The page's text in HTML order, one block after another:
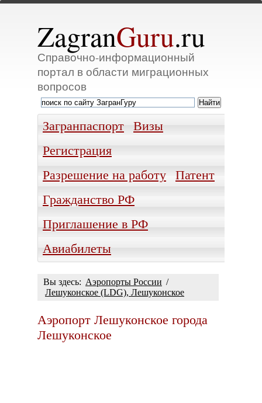
ZagranGuru.ru
Справочно-информационный
портал в области миграционных
вопросов
Загранпаспорт
Визы
Регистрация
Разрешение на работу
Патент
Гражданство РФ
Приглашение в РФ
Авиабилеты
Вы здесь: Аэропорты России /
Лешуконское (LDG), Лешуконское
Аэропорт Лешуконское города
Лешуконское